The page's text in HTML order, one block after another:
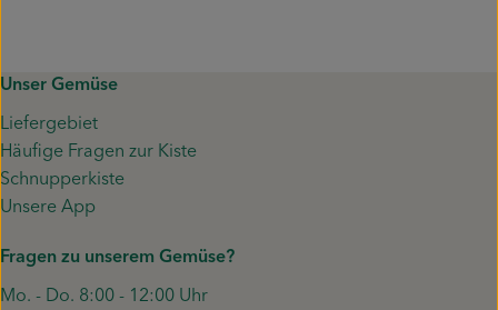
Unser Gemüse
Liefergebiet
Häufige Fragen zur Kiste
Schnupperkiste
Unsere App
Fragen zu unserem Gemüse?
Mo. - Do. 8:00 - 12:00 Uhr